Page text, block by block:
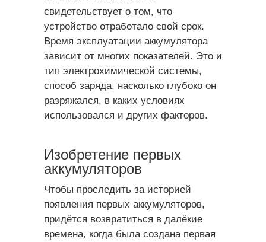
свидетельствует о том, что
устройство отработало свой срок.
Время эксплуатации аккумулятора
зависит от многих показателей. Это и
тип электрохимической системы,
способ заряда, насколько глубоко он
разряжался, в каких условиях
использовался и других факторов.
Изобретение первых
аккумуляторов
Чтобы проследить за историей
появления первых аккумуляторов,
придётся возвратиться в далёкие
времена, когда была создана первая